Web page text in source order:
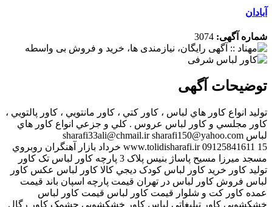
آبادان
شماره آگهی: 3074
توضیحات آگهی
توليد انواع کاور هاي لباس ، کاور کتي ، کاور مانتويي ، کاور پالتويي ،
کاور مجلسي و کاور لباس عروس . کلي و جزعي انواع کاور هاي
لباس sharafi33ali@chmail.ir sharafi150@yahoo.com
www.tolidisharafi.ir 09125841611 15 خرداد بازار آهنگران روبروي
مسجد ميرزا مسيح پاساژ بنيس پلاک 3 پارچه کاور لباس تک کاور
توليد کاور خريد کاور لباس کودک ديجي کالا کاور لباس عکس کاور
لباس فروش کاور لباس در تهران قيمت پارچه اسپان باند قيمت
عمده کاور کت و شلوار قيمت کاور لباس قيمت کاور لباس
خشکشويي کاور تبليغاتي لباس کاور خشکشويي چشمک کاور رگال